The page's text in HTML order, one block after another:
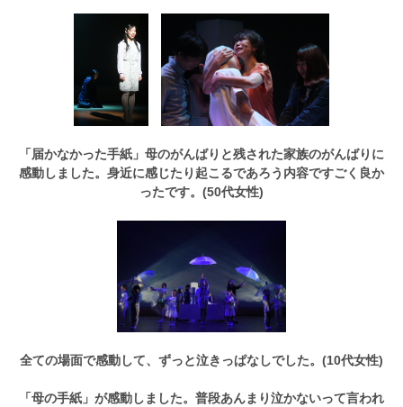
「届かなかった手紙」母のがんばりと残された家族のがんばりに
感動しました。身近に感じたり起こるであろう内容ですごく良か
ったです。(50代女性)
全ての場面で感動して、ずっと泣きっぱなしでした。(10代女性)
「母の手紙」が感動しました。普段あんまり泣かないって言われ